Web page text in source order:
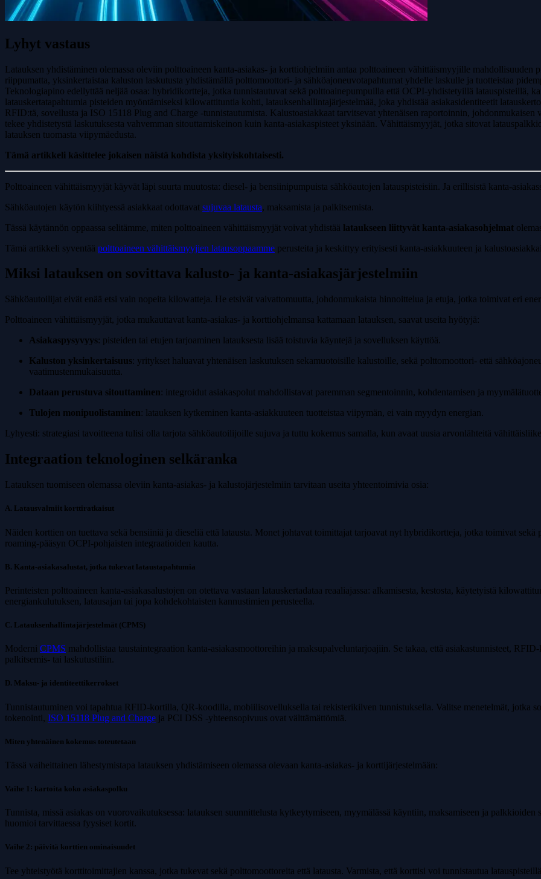
Lyhyt vastaus
Latauksen yhdistäminen olemassa oleviin polttoaineen kanta-asiakas- ja korttiohjelmiin antaa polttoaineen vähittäismyyjille mahdollisuuden
riippumatta, yksinkertaistaa kaluston laskutusta yhdistämällä polttomoottori- ja sähköajoneuvotapahtumat yhdelle laskulle ja tuotteistaa
Teknologiapino edellyttää neljää osaa: hybridikortteja, jotka tunnistautuvat sekä polttoainepumpuilla että OCPI-yhdistetyillä latauspisteillä,
latauskertatapahtumia pisteiden myöntämiseksi kilowattituntia kohti, latauksenhallintajärjestelmää, joka yhdistää asiakasidentiteetit
RFID:tä, sovellusta ja ISO 15118 Plug and Charge -tunnistautumista. Kalustoasiakkaat tarvitsevat yhtenäisen raportoinnin,
tekee yhdistetystä laskutuksesta vahvemman sitouttamiskeinon kuin kanta-asiakaspisteet yksinään. Vähittäismyyjät, jotka sitovat
latauksen tuomasta viipymäedusta.
Tämä artikkeli käsittelee jokaisen näistä kohdista yksityiskohtaisesti.
Polttoaineen vähittäismyyjät käyvät läpi suurta muutosta: diesel- ja bensiinipumpuista sähköautojen latauspisteisiin. Ja erillisistä kanta-
Sähköautojen käytön kiihtyessä asiakkaat odottavat sujuvaa latausta, maksamista ja palkitsemista.
Tässä käytännön oppaassa selitämme, miten polttoaineen vähittäismyyjät voivat yhdistää lataukseen liittyvät kanta-asiakasohjelmat
Tämä artikkeli syventää polttoaineen vähittäismyyjien latausoppaamme perusteita ja keskittyy erityisesti kanta-asiakkuuteen ja
Miksi latauksen on sovittava kalusto- ja kanta-asiakasjärjestelmiin
Sähköautoilijat eivät enää etsi vain nopeita kilowatteja. He etsivät vaivattomuutta, johdonmukaista hinnoittelua ja etuja, jotka toimivat eri
Polttoaineen vähittäismyyjät, jotka mukauttavat kanta-asiakas- ja korttiohjelmansa kattamaan latauksen, saavat useita hyötyjä:
Asiakaspysyvyys: pisteiden tai etujen tarjoaminen latauksesta lisää toistuvia käyntejä ja sovelluksen käyttöä.
Kaluston yksinkertaisuus: yritykset haluavat yhtenäisen laskutuksen sekamuotoisille kalustoille, sekä polttomoottori- että
vaatimustenmukaisuutta.
Dataan perustuva sitouttaminen: integroidut asiakaspolut mahdollistavat paremman segmentoinnin, kohdentamisen ja
Tulojen monipuolistaminen: latauksen kytkeminen kanta-asiakkuuteen tuotteistaa viipymän, ei vain myydyn energian.
Lyhyesti: strategiasi tavoitteena tulisi olla tarjota sähköautoilijoille sujuva ja tuttu kokemus samalla, kun avaat uusia arvonlähteitä
Integraation teknologinen selkäranka
Latauksen tuomiseen olemassa oleviin kanta-asiakas- ja kalustojärjestelmiin tarvitaan useita yhteentoimivia osia:
A. Latausvalmiit korttiratkaisut
Näiden korttien on tuettava sekä bensiiniä ja dieseliä että latausta. Monet johtavat toimittajat tarjoavat nyt hybridikortteja, jotka toimivat
roaming-pääsyn OCPI-pohjaisten integraatioiden kautta.
B. Kanta-asiakasalustat, jotka tukevat lataustapahtumia
Perinteisten polttoaineen kanta-asiakasalustojen on otettava vastaan latauskertadataa reaaliajassa: alkamisesta, kestosta, käytetyistä
energiankulutuksen, latausajan tai jopa kohdekohtaisten kannustimien perusteella.
C. Latauksenhallintajärjestelmät (CPMS)
Moderni CPMS mahdollistaa taustaintegraation kanta-asiakasmoottoreihin ja maksupalveluntarjoajiin. Se takaa, että asiakastunnisteet,
palkitsemis- tai laskutustiliin.
D. Maksu- ja identiteettikerrokset
Tunnistautuminen voi tapahtua RFID-kortilla, QR-koodilla, mobiilisovelluksella tai rekisterikilven tunnistuksella. Valitse menetelmät, jotka
tokenointi, ISO 15118 Plug and Charge ja PCI DSS -yhteensopivuus ovat välttämättömiä.
Miten yhtenäinen kokemus toteutetaan
Tässä vaiheittainen lähestymistapa latauksen yhdistämiseen olemassa olevaan kanta-asiakas- ja korttijärjestelmään:
Vaihe 1: kartoita koko asiakaspolku
Tunnista, missä asiakas on vuorovaikutuksessa: latauksen suunnittelusta kytkeytymiseen, myymälässä käyntiin, maksamiseen ja
huomioi tarvittaessa fyysiset kortit.
Vaihe 2: päivitä korttien ominaisuudet
Tee yhteistyötä korttitoimittajien kanssa, jotka tukevat sekä polttomoottoreita että latausta. Varmista, että korttisi voi tunnistautua